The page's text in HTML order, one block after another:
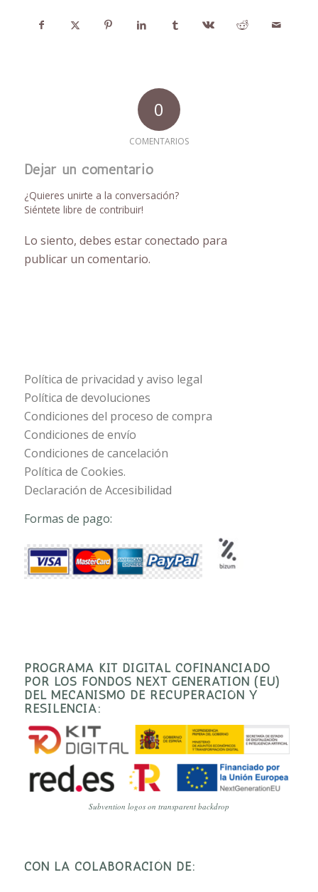
0
COMENTARIOS
Dejar un comentario
¿Quieres unirte a la conversación?
Siéntete libre de contribuir!
Lo siento, debes estarconectado para
publicar un comentario.
Política de privacidad y aviso legal
Política de devoluciones
Condiciones del proceso de compra
Condiciones de envío
Condiciones de cancelación
Política de Cookies.
Declaración de Accesibilidad
Formas de pago:
PROGRAMA KIT DIGITAL COFINANCIADO
POR LOS FONDOS NEXT GENERATION (EU)
DEL MECANISMO DE RECUPERACIÓN Y
RESILENCIA:
Subvention logos on transparent backdrop
CON LA COLABORACIÓN DE: